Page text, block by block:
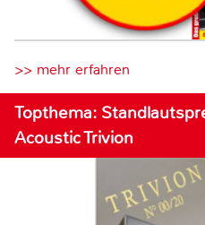
>> mehr erfahren
Topthema:
Acoustic Trivion